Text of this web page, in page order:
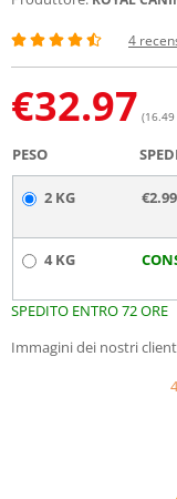
4
€32.97
PESO
2 KG €2.99
4 KG
SPEDITO ENTRO 72 ORE
Immagini dei nostri